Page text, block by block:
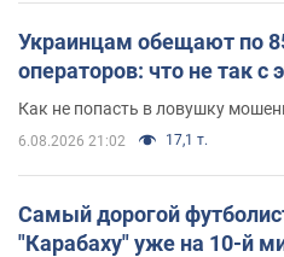
Украинцам обещают по
операторов: что не так
Как не попасть в ловушку
6.08.2026 21:02 17,1 т.
Самый дорогой
"Карабаху" уже на 10-й